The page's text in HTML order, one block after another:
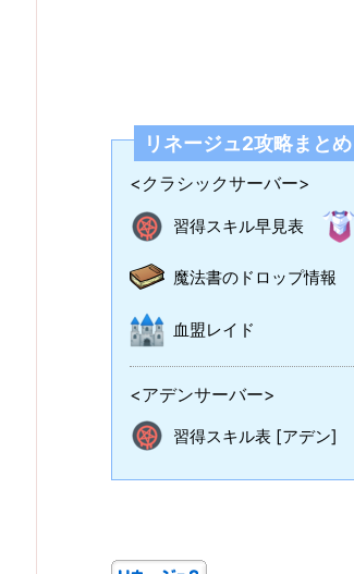
リネージュ2攻略まとめ
<クラシックサーバー>
習得スキル早見表
魔法書のドロップ情報
血盟レイド
<アデンサーバー>
習得スキル表 [アデン]